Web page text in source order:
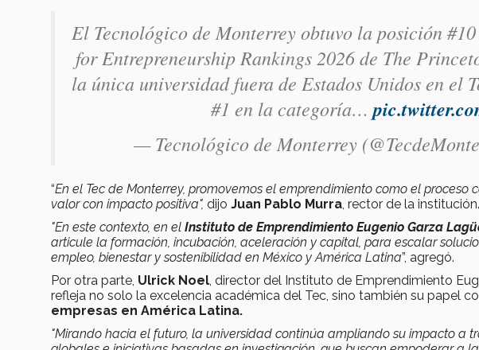
El Tecnológico de Monterrey obtuvo la posición
for Entrepreneurship Rankings 2026 de The
la única universidad fuera de Estados Unidos en el
#1 en la categoría…
— Tecnológico de Monterrey
“En el Tec de Monterrey, promovemos el emprendimiento como el
valor con impacto positiva", dijo Juan Pablo Murra , rector de la institución.
"En este contexto, en el Instituto de Emprendimiento Eugenio Garza
articule la formación, incubación, aceleración y capital, para escalar
empleo, bienestar y sostenibilidad en México y América Latina”, agregó.
Por otra parte, Ulrick Noel , director del Instituto de Emprendimiento
refleja no solo la excelencia académica del Tec, sino también su papel
empresas en América Latina.
"Mirando hacia el futuro, la universidad continúa ampliando su impacto a